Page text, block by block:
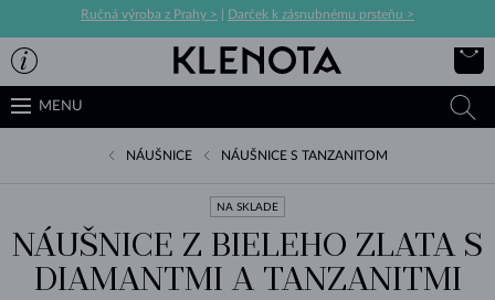
Ručná výroba z Prahy > Darček k zásnubnému prsteňu >
MENU
NÁUŠNICE NÁUŠNICE S TANZANITOM
NA SKLADE
NÁUŠNICE Z BIELEHO ZLATA S
DIAMANTMI A TANZANITMI